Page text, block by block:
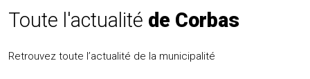
Toute l'actualité de Corbas
Retrouvez toute l’actualité de la municipalité